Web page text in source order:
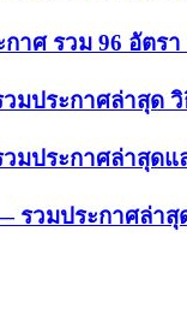
าศ รวม 96 อัตรา
วมประกาศล่าสุด
วมประกาศล่าสุด
รวมประกาศล่า